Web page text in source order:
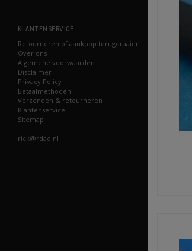
KLANTENSERVICE
Retourneren of aankoop terugdraaien
Over ons
Algemene voorwaarden
Disclaimer
Privacy Policy
Betaalmethoden
Verzenden & retourneren
Klantenservice
Sitemap
rick@rdae.nl